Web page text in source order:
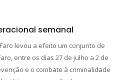
semanal
levou a efeito um conjunto de
entre os dias 27 de julho a 2 de
e o combate à criminalidade